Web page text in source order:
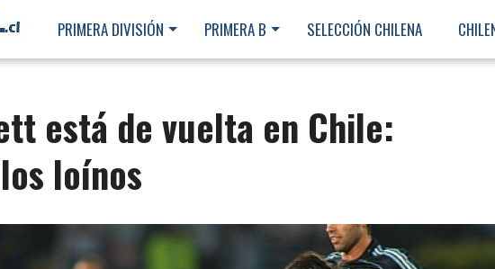
PRIMERA DIVISIÓN PRIMERA B SELECCIÓN CHILENA
está de vuelta en Chile:
loínos